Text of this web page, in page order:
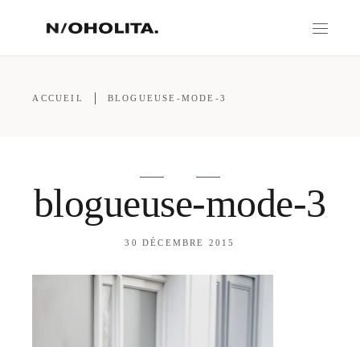
ACCUEIL BLOGUEUSE-MODE-3
blogueuse-mode-3
30 DÉCEMBRE 2015